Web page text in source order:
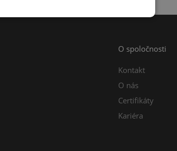
O spoločnosti
Kontakt
O nás
Certifikáty
Kariéra